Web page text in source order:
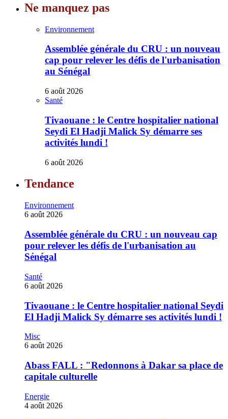
Ne manquez pas
Environnement
Assemblée générale du CRU : un nouveau
cap pour relever les défis de l'urbanisation
au Sénégal
6 août 2026
Santé
Tivaouane : le Centre hospitalier national
Seydi El Hadji Malick Sy démarre ses
activités lundi !
6 août 2026
Tendance
Environnement
6 août 2026
Assemblée générale du CRU : un nouveau cap
pour relever les défis de l'urbanisation au
Sénégal
Santé
6 août 2026
Tivaouane : le Centre hospitalier national Seydi
El Hadji Malick Sy démarre ses activités lundi !
Misc
6 août 2026
‎Abass FALL : "Redonnons à Dakar sa place de
capitale culturelle
Energie
4 août 2026